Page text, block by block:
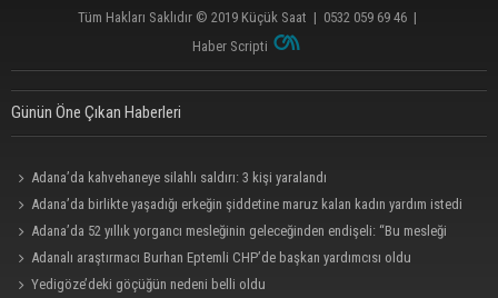
Tüm Hakları Saklıdır © 2019 Küçük Saat | 0532 059 69 46 |
Haber Scripti
Günün Öne Çıkan Haberleri
Adana’da kahvehaneye silahlı saldırı: 3 kişi yaralandı
Adana’da birlikte yaşadığı erkeğin şiddetine maruz kalan kadın yardım istedi
Adana’da 52 yıllık yorgancı mesleğinin geleceğinden endişeli: “Bu mesleği
çocuğuma bile öğretemedim”
Adanalı araştırmacı Burhan Eptemli CHP’de başkan yardımcısı oldu
Yedigöze’deki göçüğün nedeni belli oldu